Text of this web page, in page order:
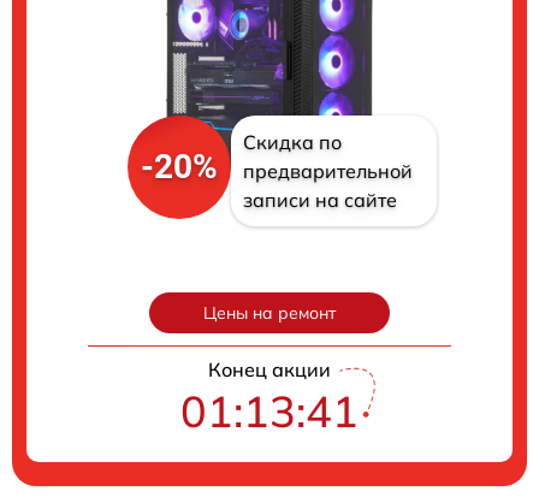
-20%
Скидка по
предварительной
записи на сайте
Цены на ремонт
Конец акции
01:13:40